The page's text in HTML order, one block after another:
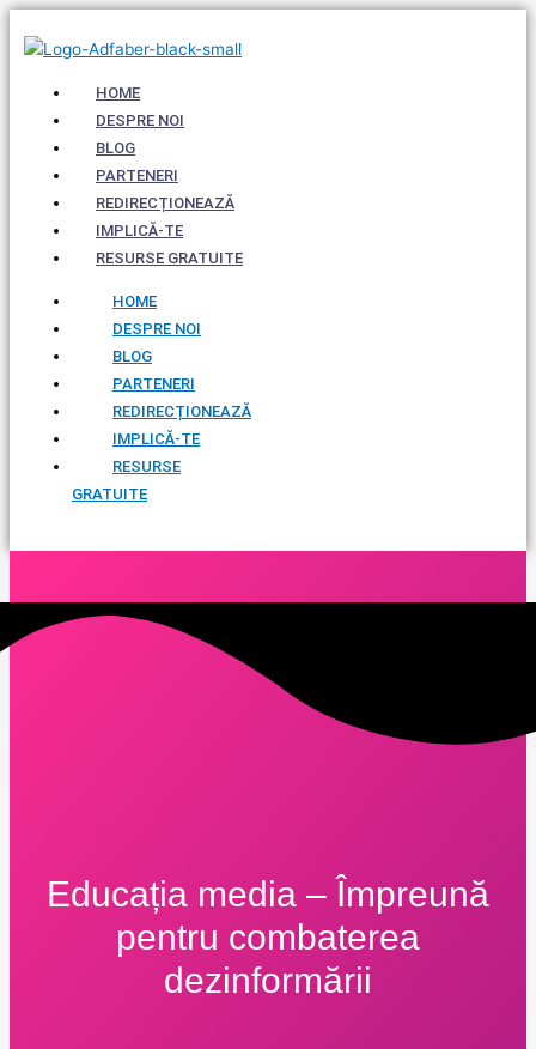
Skip
content
HOME
DESPRE NOI
BLOG
PARTENERI
REDIRECȚIONEAZĂ
IMPLICĂ-TE
RESURSE GRATUITE
HOME
DESPRE NOI
BLOG
PARTENERI
REDIRECȚIONEAZĂ
IMPLICĂ-TE
RESURSE
GRATUITE
Educația media – Împreună
pentru combaterea
dezinformării